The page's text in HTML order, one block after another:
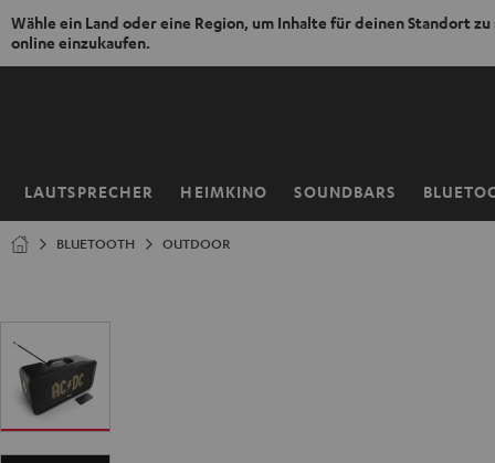
Wähle ein Land oder eine Region, um Inhalte für deinen Standort zu
online einzukaufen.
ZUM
LAUTSPRECHER HEIMKINO SOUNDBARS
Startseite
BLUETOOTH OUTDOOR